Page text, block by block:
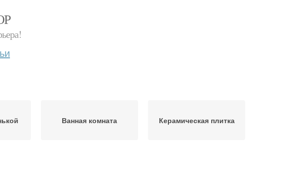
Ванная комната Керамическая плитка